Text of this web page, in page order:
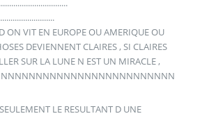
ON VIT EN EUROPE OU AMERIQUE OU
DEVIENNENT CLAIRES , SI CLAIRES
SUR LA LUNE N EST UN MIRACLE ,
LE RESULTANT D UNE